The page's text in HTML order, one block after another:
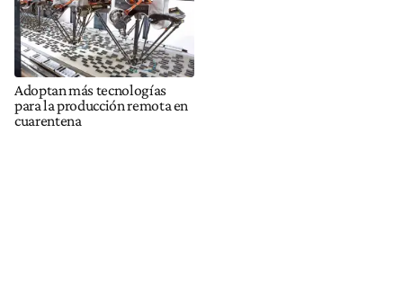
Adoptan más tecnologías
para la producción remota en
cuarentena